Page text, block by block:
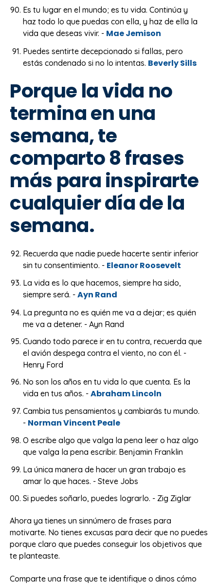
Es tu lugar en el mundo; es tu vida. Continúa y
haz todo lo que puedas con ella, y haz de ella la
vida que deseas vivir. - Mae Jemison
Puedes sentirte decepcionado si fallas, pero
estás condenado si no lo intentas. Beverly Sills
Porque la vida no
termina en una
semana, te
comparto 8 frases
más para inspirarte
cualquier día de la
semana.
Recuerda que nadie puede hacerte sentir inferior
sin tu consentimiento. - Eleanor Roosevelt
La vida es lo que hacemos, siempre ha sido,
siempre será. -Ayn Rand
La pregunta no es quién me va a dejar; es quién
me va a detener. - Ayn Rand
Cuando todo parece ir en tu contra, recuerda que
el avión despega contra el viento, no con él. -
Henry Ford
No son los años en tu vida lo que cuenta. Es la
vida en tus años. -Abraham Lincoln
Cambia tus pensamientos y cambiarás tu mundo.
- Norman Vincent Peale
O escribe algo que valga la pena leer o haz algo
que valga la pena escribir. Benjamin Franklin
La única manera de hacer un gran trabajo es
amar lo que haces. - Steve Jobs
Si puedes soñarlo, puedes lograrlo. - Zig Ziglar
Ahora ya tienes un sinnúmero de frases para
motivarte. No tienes excusas para decir que no puedes
porque claro que puedes conseguir los objetivos que
te planteaste.
Comparte una frase que te identifique o dinos cómo